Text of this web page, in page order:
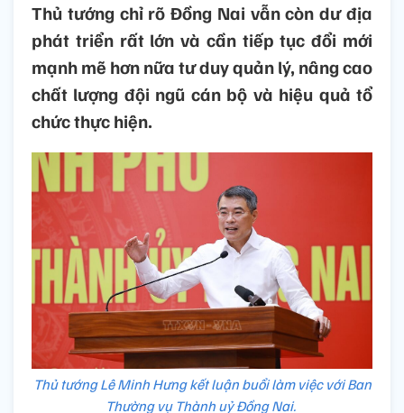
Thủ tướng chỉ rõ Đồng Nai vẫn còn dư địa
phát triển rất lớn và cần tiếp tục đổi mới
mạnh mẽ hơn nữa tư duy quản lý, nâng cao
chất lượng đội ngũ cán bộ và hiệu quả tổ
chức thực hiện.
Thủ tướng Lê Minh Hưng kết luận buổi làm việc với Ban
Thường vụ Thành uỷ Đồng Nai.